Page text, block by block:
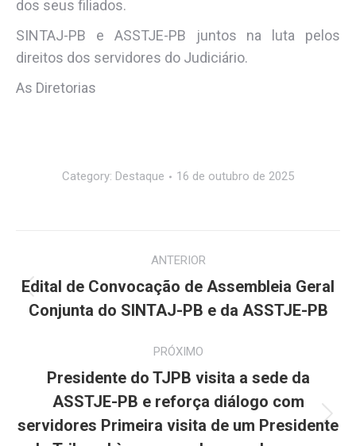
dos seus filiados.
SINTAJ-PB e ASSTJE-PB juntos na luta pelos
direitos dos servidores do Judiciário.
As Diretorias
Category: Destaque 16 de outubro de 2025
de
post:
ANTERIOR
Post
anterior:
Edital de Convocação de Assembleia Geral
Conjunta do SINTAJ-PB e da ASSTJE-PB
PRÓXIMO
Próximo
Presidente do TJPB visita a sede da
ASSTJE-PB e reforça diálogo com
servidores Primeira visita de um Presidente